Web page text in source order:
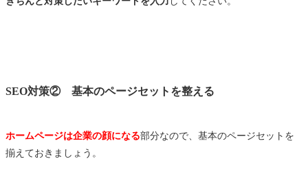
SEO対策② 基本のページセットを整える
ホームページは企業の顔になる部分なので、基本のページセットを
揃えておきましょう。